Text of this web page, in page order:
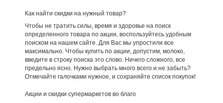
Как найти скидки на нужный товар?
Чтобы не тратить силы, время и здоровье на поиск
определенного товара по акции, воспользуйтесь удобным
поиском на нашем сайте. Для Вас мы упростили все
максимально. Чтобы купить по акции, допустим, молоко,
введите в строку поиска это слово. Ничего сложного, все
предельно ясно. Нужно выбрать много всего и не забыть?
Отмечайте галочками нужное, и сохраняйте список покупок!
Акции и скидки супермаркетов во благо